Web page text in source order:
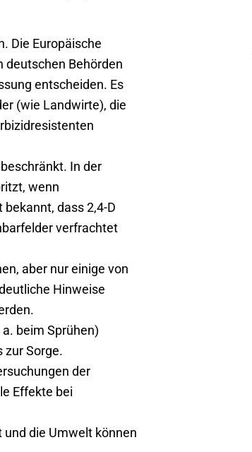
Die Europäische
deutschen Behörden
entscheiden. Es
(wie Landwirte), die
In der
wenn
dass 2,4-D
verfrachtet
aber nur einige von
Hinweise
beim Sprühen)
zur Sorge.
der
Effekte bei
und die Umwelt können